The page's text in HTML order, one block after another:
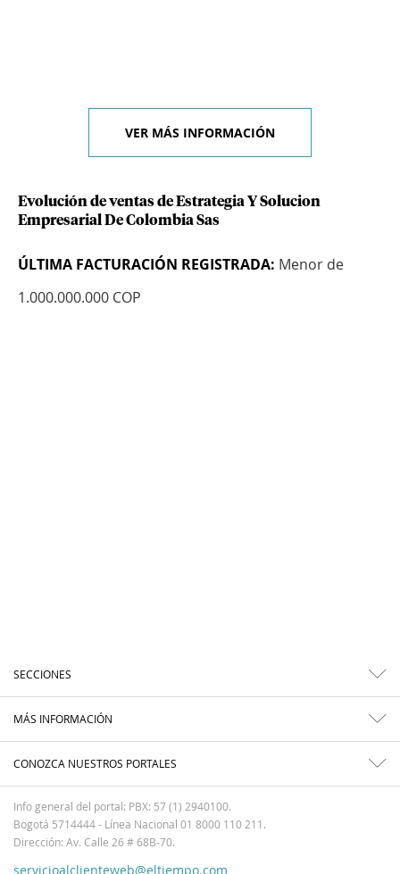
VER MÁS INFORMACIÓN
Evolución de ventas de Estrategia Y Solucion
Empresarial De Colombia Sas
ÚLTIMA FACTURACIÓN REGISTRADA: Menor de
1.000.000.000 COP
SECCIONES
MÁS INFORMACIÓN
CONOZCA NUESTROS PORTALES
Info general del portal: PBX: 57 (1) 2940100.
Bogotá 5714444 - Línea Nacional 01 8000 110 211.
Dirección: Av. Calle 26 # 68B-70.
servicioalclienteweb@eltiempo.com